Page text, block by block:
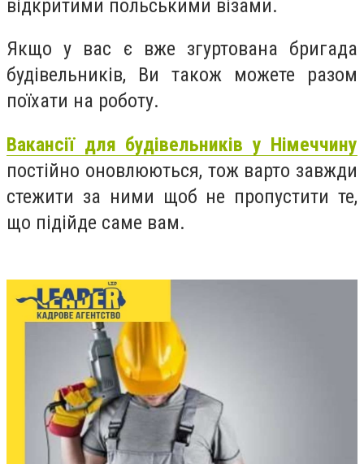
відкритими польськими візами.
Якщо у вас є вже згуртована бригада
будівельників, Ви також можете разом
поїхати на роботу.
Вакансії для будівельників у Німеччину
постійно оновлюються, тож варто завжди
стежити за ними щоб не пропустити те,
що підійде саме вам.